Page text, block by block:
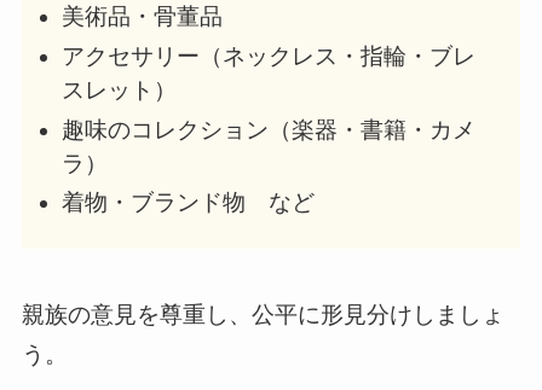
美術品・骨董品
アクセサリー（ネックレス・指輪・ブレ
スレット）
趣味のコレクション（楽器・書籍・カメ
ラ）
着物・ブランド物 など
親族の意見を尊重し、公平に形見分けしましょ
う。